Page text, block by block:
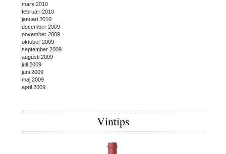
mars 2010
februari 2010
januari 2010
december 2009
november 2009
oktober 2009
september 2009
augusti 2009
juli 2009
juni 2009
maj 2009
april 2009
Vintips